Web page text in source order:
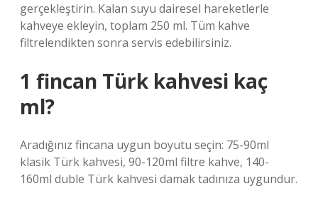
gerçekleştirin. Kalan suyu dairesel hareketlerle
kahveye ekleyin, toplam 250 ml. Tüm kahve
filtrelendikten sonra servis edebilirsiniz.
1 fincan Türk kahvesi kaç
ml?
Aradığınız fincana uygun boyutu seçin: 75-90ml
klasik Türk kahvesi, 90-120ml filtre kahve, 140-
160ml duble Türk kahvesi damak tadınıza uygundur.